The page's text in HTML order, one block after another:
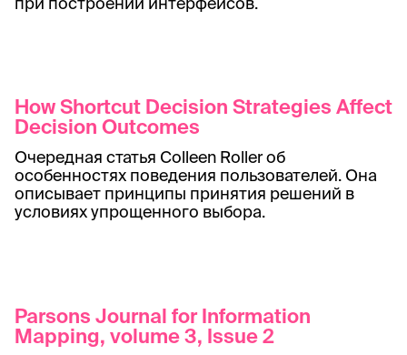
How Shortcut Decision Strategies Affect
Decision Outcomes
Очередная статья Colleen Roller об
особенностях поведения пользователей. Она
описывает принципы принятия решений в
условиях упрощенного выбора.
Parsons Journal for Information
Mapping, volume 3, Issue 2